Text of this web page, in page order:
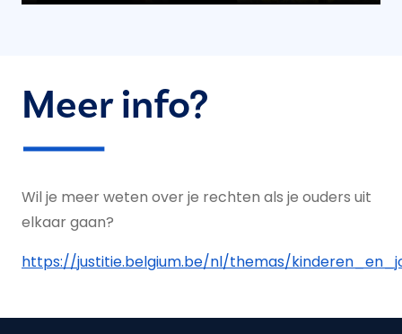
Meer info?
Wil je meer weten over je rechten als je ouders uit
elkaar gaan?
https://justitie.belgium.be/nl/themas/